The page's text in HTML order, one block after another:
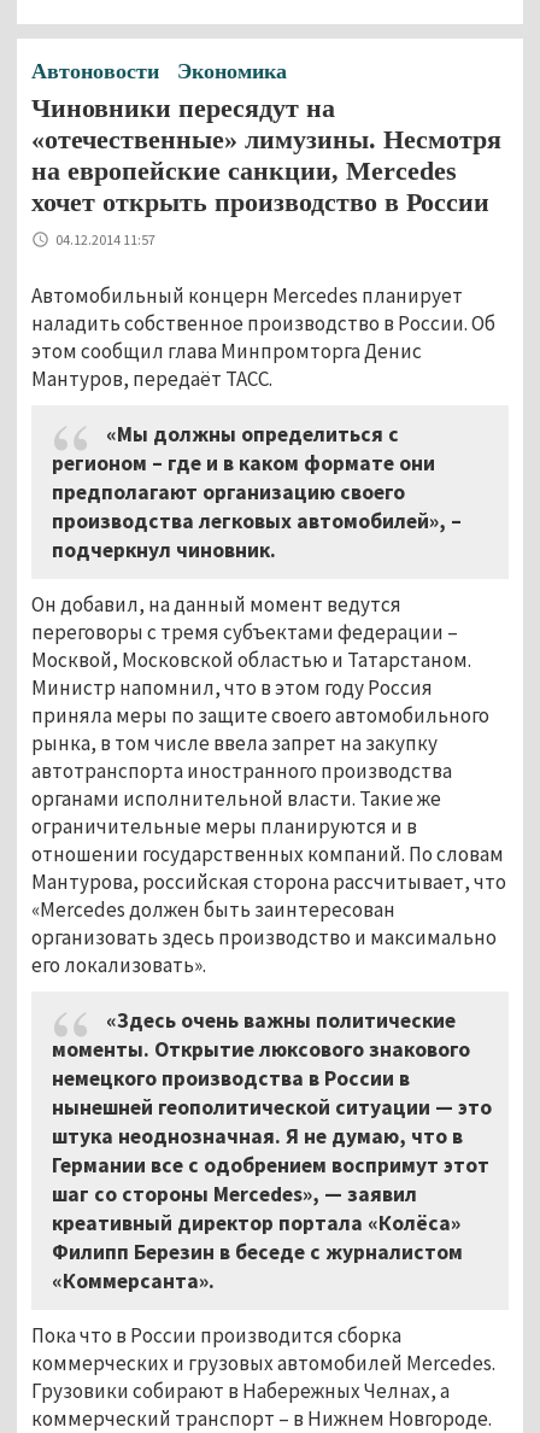
Автоновости Экономика
Чиновники пересядут на
«отечественные» лимузины. Несмотря
на европейские санкции, Mercedes
хочет открыть производство в России
04.12.2014 11:57
Автомобильный концерн Mercedes планирует
наладить собственное производство в России. Об
этом сообщил глава Минпромторга Денис
Мантуров, передаёт ТАСС.
«Мы должны определиться с
регионом – где и в каком формате они
предполагают организацию своего
производства легковых автомобилей», –
подчеркнул чиновник.
Он добавил, на данный момент ведутся
переговоры с тремя субъектами федерации –
Москвой, Московской областью и Татарстаном.
Министр напомнил, что в этом году Россия
приняла меры по защите своего автомобильного
рынка, в том числе ввела запрет на закупку
автотранспорта иностранного производства
органами исполнительной власти. Такие же
ограничительные меры планируются и в
отношении государственных компаний. По словам
Мантурова, российская сторона рассчитывает, что
«Мercedes должен быть заинтересован
организовать здесь производство и максимально
его локализовать».
«Здесь очень важны политические
моменты. Открытие люксового знакового
немецкого производства в России в
нынешней геополитической ситуации — это
штука неоднозначная. Я не думаю, что в
Германии все с одобрением воспримут этот
шаг со стороны Mercedes», — заявил
креативный директор портала «Колёса»
Филипп Березин в беседе с журналистом
«Коммерсанта».
Пока что в России производится сборка
коммерческих и грузовых автомобилей Mercedes.
Грузовики собирают в Набережных Челнах, а
коммерческий транспорт – в Нижнем Новгороде.